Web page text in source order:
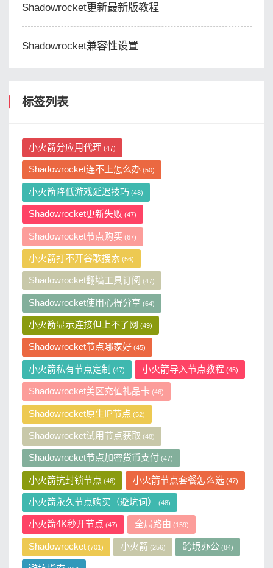
Shadowrocket更新最新版教程
Shadowrocket兼容性设置
标签列表
小火箭分应用代理 (47)
Shadowrocket连不上怎么办(50)
小火箭降低游戏延迟技巧 (48)
Shadowrocket更新失败 (47)
Shadowrocket节点购买 (67)
小火箭打不开谷歌搜索 (56)
Shadowrocket翻墙工具订阅 (47)
Shadowrocket使用心得分享(64)
小火箭显示连接但上不了网 (49)
Shadowrocket节点哪家好(45)
小火箭私有节点定制 (47) 小火箭导入节点教程(45)
Shadowrocket美区充值礼品卡(46)
Shadowrocket原生IP节点 (52)
Shadowrocket试用节点获取 (48)
Shadowrocket节点加密货币支付 (47)
小火箭抗封锁节点 (46) 小火箭节点套餐怎么选(47)
小火箭永久节点购买（避坑词） (48)
小火箭4K秒开节点 (47) 全局路由 (159)
Shadowrocket(701) 小火箭(256) 跨境办公(84)